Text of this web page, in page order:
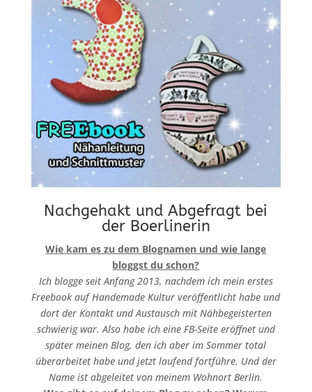
Nachgehakt und Abgefragt bei
der Boerlinerin
Wie kam es zu dem Blognamen und wie lange
bloggst du schon?
Ich blogge seit Anfang 2013, nachdem ich mein erstes
Freebook auf Handemade Kultur veröffentlicht habe und
dort der Kontakt und Austausch mit Nähbegeisterten
schwierig war. Also habe ich eine FB-Seite eröffnet und
später meinen Blog, den ich aber im Sommer total
überarbeitet habe und jetzt laufend fortführe. Und der
Name ist abgeleitet von meinem Wohnort Berlin.